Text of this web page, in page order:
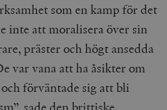
som en kamp för det
inte att moralisera över sin
präster och högt ansedda
var vana att ha åsikter om
förväntade sig att bli
sade den brittiske